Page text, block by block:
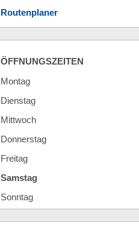
Routenplaner
ÖFFNUNGSZEITEN
Montag
Dienstag
Mittwoch
Donnerstag
Freitag
Samstag
Sonntag